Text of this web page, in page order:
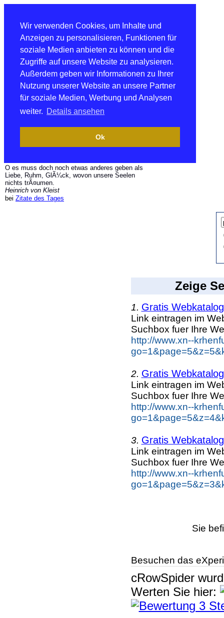
Wir verwenden Cookies, um Inhalte und
Anzeigen zu personalisieren, Funktionen für
soziale Medien anbieten zu können und die
Zugriffe auf unsere Website zu analysieren.
Außerdem geben wir Informationen zu Ihrer
Nutzung unserer Website an unsere Partner
für soziale Medien, Werbung und Analysen
weiter. Details ansehen
Ok
O es muss doch noch etwas anderes geben als
Liebe, Ruhm, GlÃ¼ck, wovon unsere Seelen
nichts trÃ¤umen.
Heinrich von Kleist
bei Zitate des Tages
Zeige
1. Gratis
Link eintragen im
Suchbox fuer Ihre
http://www.xn--
2. Gratis
Link eintragen im
Suchbox fuer Ihre
http://www.xn--
3. Gratis
Link eintragen im
Suchbox fuer Ihre
http://www.xn--
Sie
Besuchen das
cRowSpider
Werten Sie hier: